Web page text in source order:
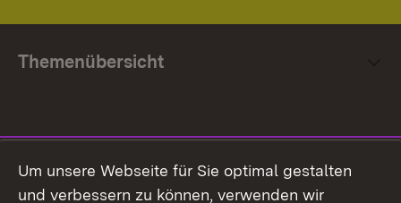
Themenübersicht
Facebook
Um unsere Webseite für Sie optimal gestalten
und verbessern zu können, verwenden wir